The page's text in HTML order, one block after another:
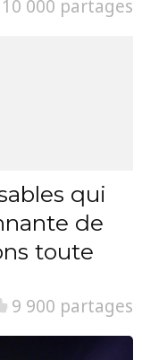
10 000 partages
qui
de
toute
9 900 partages